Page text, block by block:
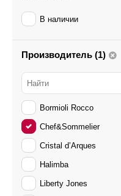
В наличии
Производитель (1)
Bormioli Rocco
Chef&Sommelier
Cristal d’Arques
Halimba
Liberty Jones